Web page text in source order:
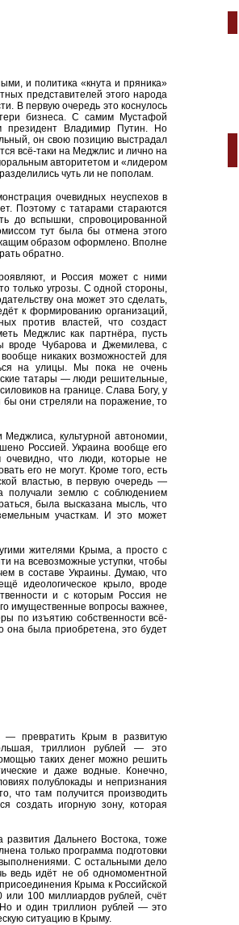
и политика «кнута и пряника»
представителей этого народа
В первую очередь это коснулось
бизнеса. С самим Мустафой
президент Владимир Путин. Но
он свою позицию выстрадал
всё-таки на Меджлис и лично на
авторитетом и «лидером
чуть ли не пополам.
очевидных неуспехов в
Поэтому с татарами стараются
до вспышки, спровоцированной
тут была бы отмена этого
образом оформлено. Вполне
обратно.
и Россия может с ними
только угрозы. С одной стороны,
она может это сделать,
к формированию организаций,
против властей, что создаст
Меджлис как партнёра, пусть
вроде Чубарова и Джемилева, с
никаких возможностей для
на улицы. Мы пока не очень
татары — люди решительные,
на границе. Слава Богу, у
бы они стреляли на поражение, то
культурной автономии,
Россией. Украина вообще его
очевидно, что люди, которые не
его не могут. Кроме того, есть
властью, в первую очередь —
получали землю с соблюдением
была высказана мысль, что
участкам. И это может
жителями Крыма, а просто с
на всевозможные уступки, чтобы
в составе Украины. Думаю, что
идеологическое крыло, вроде
и с которым Россия не
имущественные вопросы важнее,
по изъятию собственности всё-
она была приобретена, это будет
превратить Крым в развитую
триллион рублей — это
таких денег можно решить
и даже водные. Конечно,
полублокады и непризнания
что там получится производить
создать игорную зону, которая
Дальнего Востока, тоже
только программа подготовки
С остальными дело
ведь идёт не об одномоментной
Крыма к Российской
100 миллиардов рублей, счёт
и один триллион рублей — это
ситуацию в Крыму.